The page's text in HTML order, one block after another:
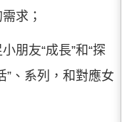
求；
朋友“成長”和“探
”、系列，和對應女